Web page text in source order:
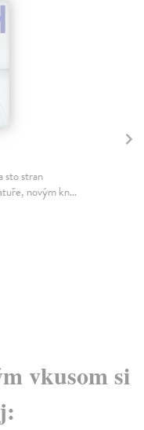
sto stran
novým kn...
vkusom si